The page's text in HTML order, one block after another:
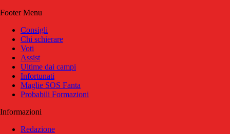
Footer Menu
Consigli
Chi schierare
Voti
Assist
Ultime dai campi
Infortunati
Maglie SOS Fanta
Probabili Formazioni
Informazioni
Redazione